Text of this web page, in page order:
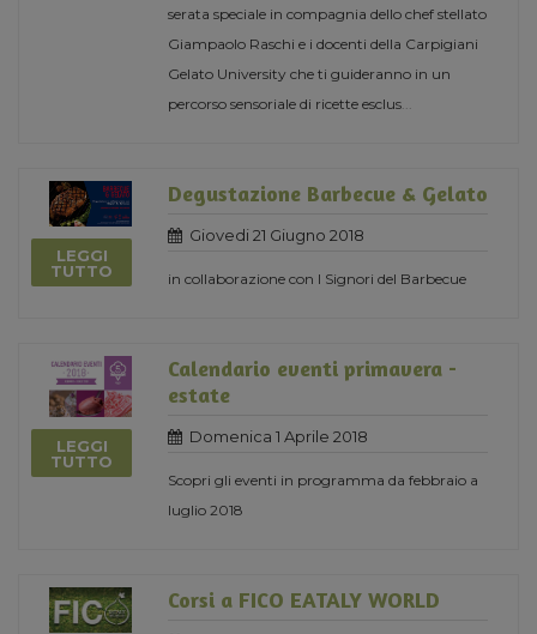
serata speciale in compagnia dello chef stellato
Giampaolo Raschi e i docenti della Carpigiani
Gelato University che ti guideranno in un
percorso sensoriale di ricette esclus
LEGGI
TUTTO
Degustazione Barbecue & Gelato
Giovedi 21 Giugno 2018
in collaborazione con I Signori del Barbecue
LEGGI
TUTTO
Calendario eventi primavera -
estate
Domenica 1 Aprile 2018
Scopri gli eventi in programma da febbraio a
luglio 2018
Corsi a FICO EATALY WORLD